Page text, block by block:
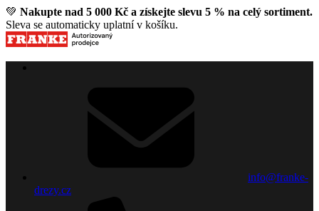
💚 Nakupte nad 5 000 Kč a získejte slevu 5 % na celý sortiment.
Sleva se automaticky uplatní v košíku.
info@franke-
drezy.cz